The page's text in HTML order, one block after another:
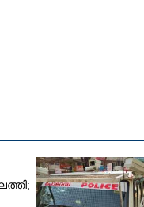
രേഖകൾ ഇന്ന്